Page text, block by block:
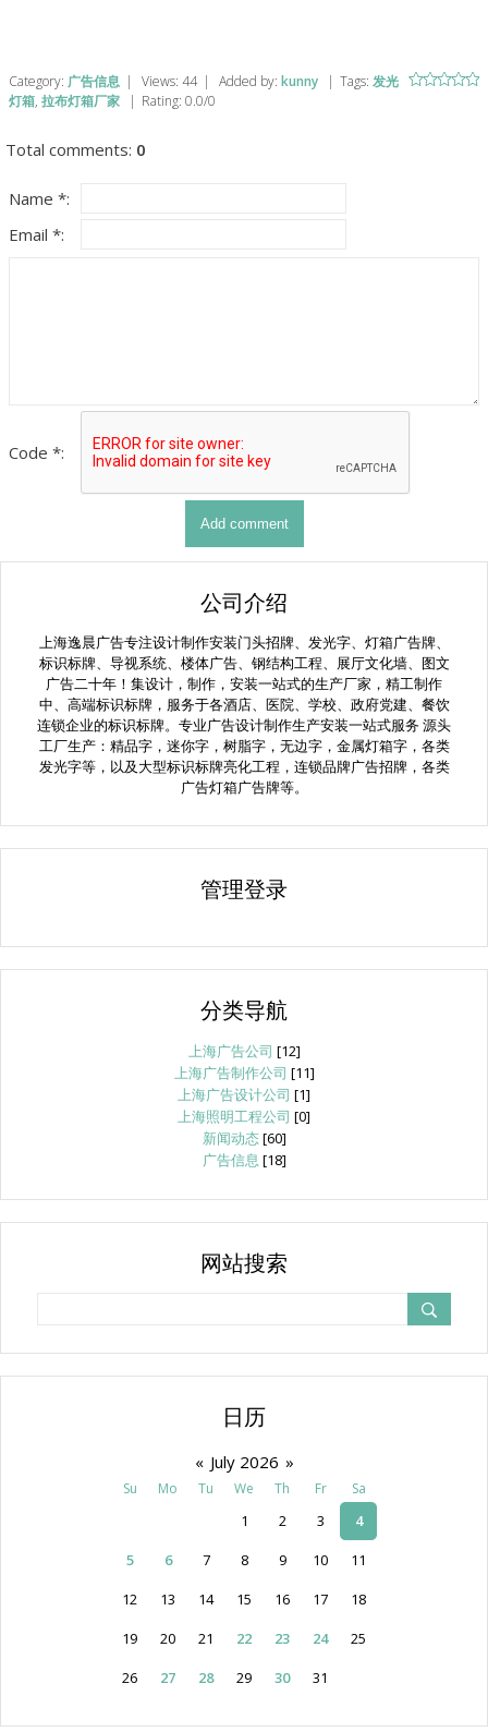
Category: 广告信息 | Views: 44 | Added by: kunny | Tags: 发光
灯箱, 拉布灯箱厂家 | Rating: 0.0/0
Total comments: 0
Name *:
Email *:
Code *:
公司介绍
上海逸晨广告专注设计制作安装门头招牌、发光字、灯箱广告牌、
标识标牌、导视系统、楼体广告、钢结构工程、展厅文化墙、图文
广告二十年！集设计，制作，安装一站式的生产厂家，精工制作
中、高端标识标牌，服务于各酒店、医院、学校、政府党建、餐饮
连锁企业的标识标牌。专业广告设计制作生产安装一站式服务 源头
工厂生产：精品字，迷你字，树脂字，无边字，金属灯箱字，各类
发光字等，以及大型标识标牌亮化工程，连锁品牌广告招牌，各类
广告灯箱广告牌等。
管理登录
分类导航
上海广告公司 [12]
上海广告制作公司 [11]
上海广告设计公司 [1]
上海照明工程公司 [0]
新闻动态[60]
广告信息 [18]
网站搜索
日历
« July 2026 »
Su Mo Tu We Th Fr Sa
1 2 3
4
5
6 7 8 9 10
11
12
13 14 15 16 17
18
19
20 21 22 23 24
25
26
27 28 29 30 31